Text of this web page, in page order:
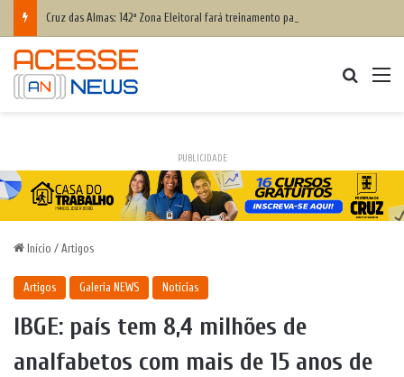
PUBLICIDADE
Início / Artigos
Artigos Galeria NEWS Notícias
IBGE: país tem 8,4 milhões de
analfabetos com mais de 15 anos de